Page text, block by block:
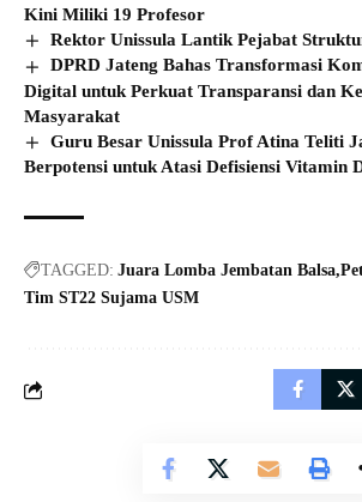
Kini Miliki 19 Profesor
Rektor Unissula Lantik Pejabat
DPRD Jateng Bahas Transformasi
Digital untuk Perkuat Transparansi dan
Masyarakat
Guru Besar Unissula Prof Atina Teliti
Berpotensi untuk Atasi Defisiensi Vitamin
TAGGED: Juara Lomba Jembatan Balsa
Tim ST22 Sujama USM
© jatengdaily.com. All Rights